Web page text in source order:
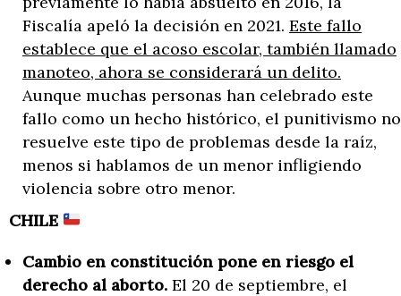
Fiscalía apeló la decisión en 2021. Este fallo
establece que el acoso escolar, también llamado
manoteo, ahora se considerará un delito.
Aunque muchas personas han celebrado este
fallo como un hecho histórico, el punitivismo no
resuelve este tipo de problemas desde la raíz,
menos si hablamos de un menor infligiendo
violencia sobre otro menor.
CHILE
Cambio en constitución pone en riesgo el
derecho al aborto. El 20 de septiembre, el